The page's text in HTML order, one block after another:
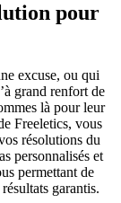
pour
excuse, ou qui
grand renfort de
là pour leur
Freeletics, vous
résolutions du
personnalisés et
permettant de
garantis.